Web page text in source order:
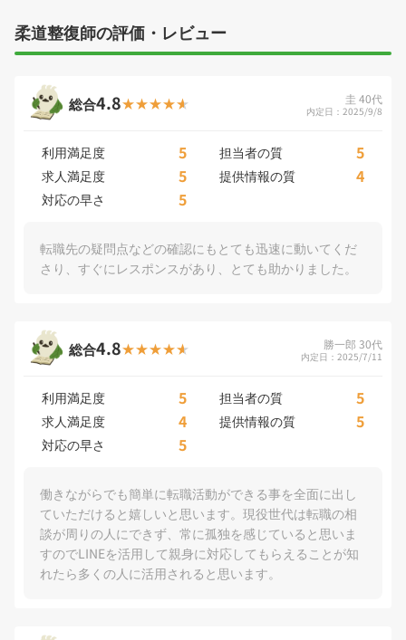
柔道整復師の評価・レビュー
総合4.8 圭 40代
内定日：2025/9/8
利用満足度 5 担当者の質 5
求人満足度 5 提供情報の質 4
対応の早さ 5
転職先の疑問点などの確認にもとても迅速に動いてくだ
さり、すぐにレスポンスがあり、とても助かりました。
総合4.8 勝一郎 30代
内定日：2025/7/11
利用満足度 5 担当者の質 5
求人満足度 4 提供情報の質 5
対応の早さ 5
働きながらでも簡単に転職活動ができる事を全面に出し
ていただけると嬉しいと思います。現役世代は転職の相
談が周りの人にできず、常に孤独を感じていると思いま
すのでLINEを活用して親身に対応してもらえることが知
れたら多くの人に活用されると思います。